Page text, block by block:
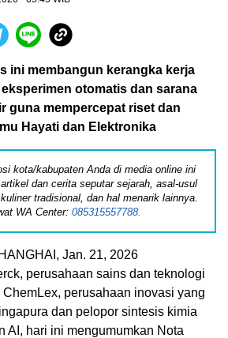
ini membangun kerangka kerja
otomatis dan sarana
guna mempercepat riset dan
Hayati dan Elektronika
kota/kabupaten Anda di media online ini
dan cerita seputar sejarah, asal-usul
tradisional, dan hal menarik lainnya.
WA Center: 085315557788.
Jan. 21, 2026
perusahaan sains dan teknologi
perusahaan inovasi yang
dan pelopor sintesis kimia
AI, hari ini mengumumkan Nota